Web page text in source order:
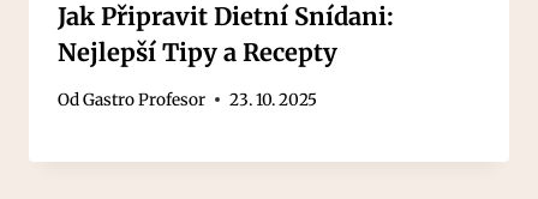
Jak Připravit Dietní Snídani:
Nejlepší Tipy a Recepty
OdGastro Profesor 23. 10. 2025